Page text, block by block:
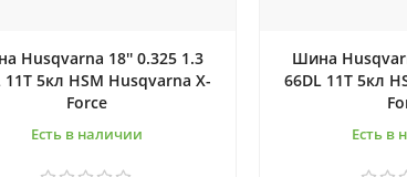
Husqvarna 18'' 0.325 1.3
11T 5кл HSM Husqvarna X-
Force
Есть в наличии
Шина
66DL 11T 5кл
Есть в